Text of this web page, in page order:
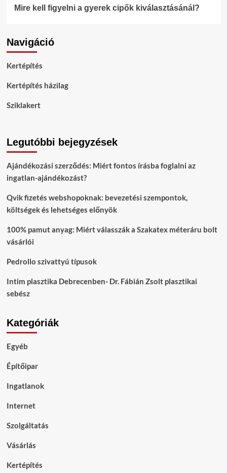
Mire kell figyelni a gyerek cipők kiválasztásánál?
Navigáció
Kertépítés
Kertépítés házilag
Sziklakert
Legutóbbi bejegyzések
Ajándékozási szerződés: Miért fontos írásba foglalni az
ingatlan-ajándékozást?
Qvik fizetés webshopoknak: bevezetési szempontok,
költségek és lehetséges előnyök
100% pamut anyag: Miért válasszák a Szakatex méteráru bolt
vásárlói
Pedrollo szivattyú típusok
Intim plasztika Debrecenben- Dr. Fábián Zsolt plasztikai
sebész
Kategóriák
Egyéb
Építőipar
Ingatlanok
Internet
Szolgáltatás
Vásárlás
Kertépítés